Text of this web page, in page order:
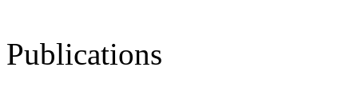
Publications